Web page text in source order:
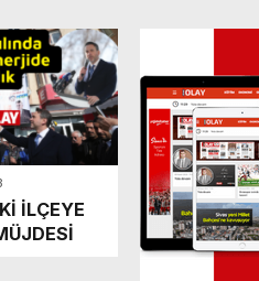
İLÇEYE